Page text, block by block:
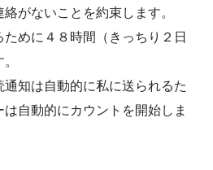
がないことを約束します。
めに４８時間（きっちり２日
知は自動的に私に送られるた
自動的にカウントを開始しま